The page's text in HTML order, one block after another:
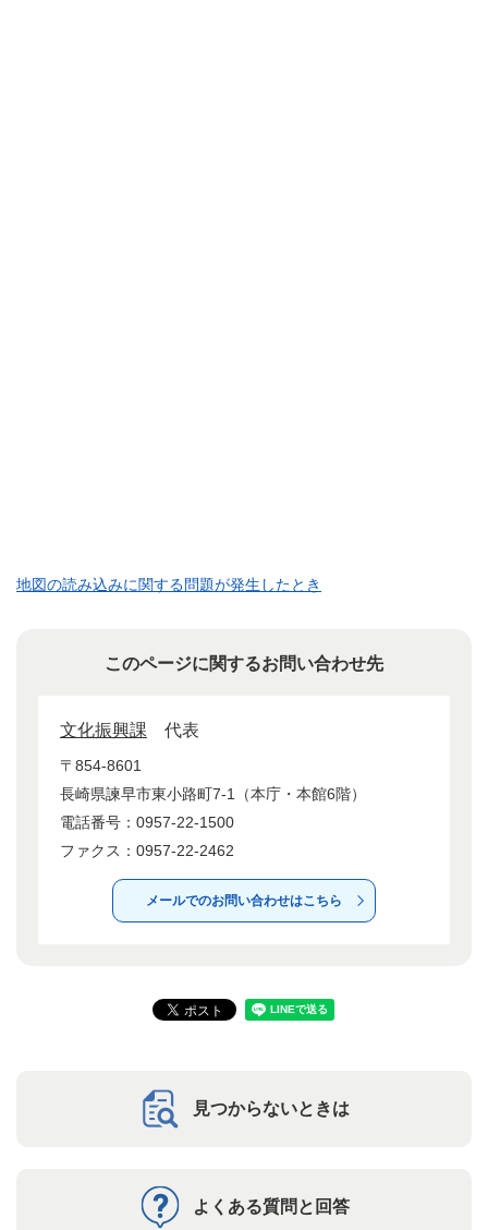
地図の読み込みに関する問題が発生したとき
このページに関するお問い合わせ先
文化振興課 代表
〒854-8601
長崎県諫早市東小路町7-1（本庁・本館6階）
電話番号：0957-22-1500
ファクス：0957-22-2462
メールでのお問い合わせはこちら
見つからないときは
よくある質問と回答